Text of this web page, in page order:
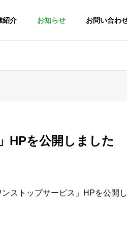
紹介 お知らせ お問い合わ
HPを公開しました
ストップサービス」HPを公開し